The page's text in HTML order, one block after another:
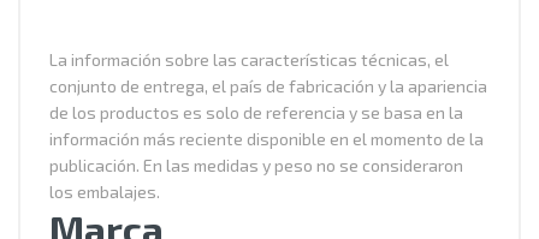
La información sobre las características técnicas, el
conjunto de entrega, el país de fabricación y la apariencia
de los productos es solo de referencia y se basa en la
información más reciente disponible en el momento de la
publicación. En las medidas y peso no se consideraron
los embalajes.
Marca